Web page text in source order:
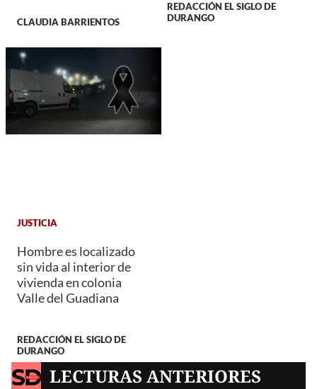
CLAUDIA BARRIENTOS
REDACCIÓN EL SIGLO DE
DURANGO
JUSTICIA
Hombre es localizado
sin vida al interior de
vivienda en colonia
Valle del Guadiana
REDACCIÓN EL SIGLO DE
DURANGO
LECTURAS ANTERIORES